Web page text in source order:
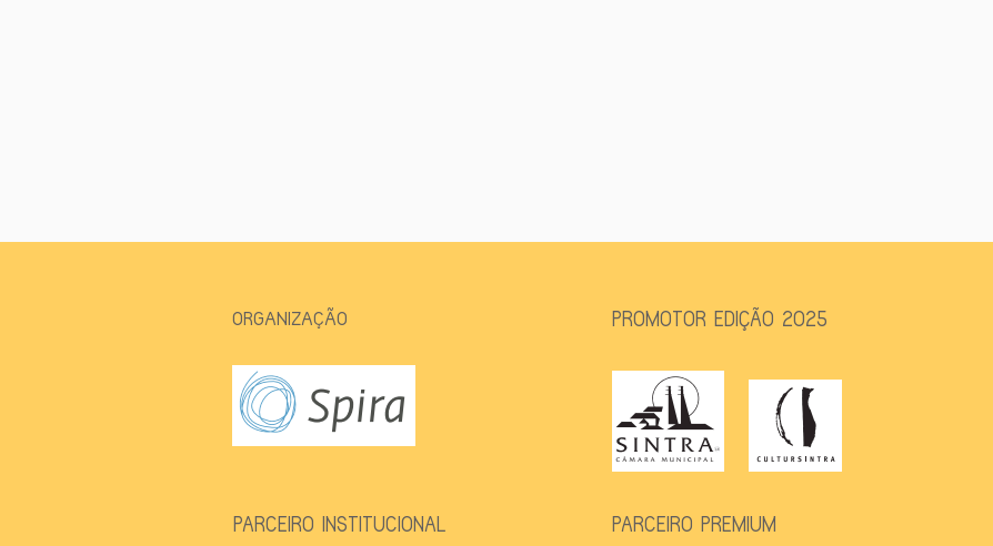
ORGANIZAÇÃO
PARCEIRO INSTITUCIONAL
PROMOTOR EDIÇÃO 2025
PARCEIRO PREMIUM